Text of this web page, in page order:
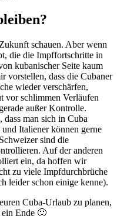
schauen. Aber wenn
die die Impffortschritte in
kubanischer Seite kaum
vorstellen, dass die Cubaner
wieder verschärfen,
vor schlimmen Verläufen
außer Kontrolle.
man sich in Cuba
Italiener können gerne
sind die
Auf der anderen
ein, da hoffen wir
zu viele Impfdurchbrüche
leider schon einige kenne).
Cuba-Urlaub zu planen,
Ende 🙂